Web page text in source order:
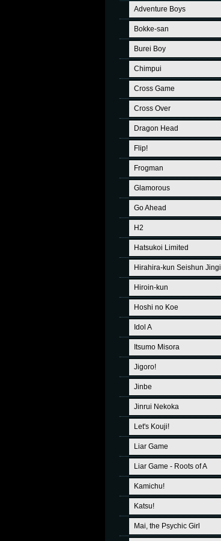
Adventure Boys
Bokke-san
Burei Boy
Chimpui
Cross Game
Cross Over
Dragon Head
Flip!
Frogman
Glamorous
Go Ahead
H2
Hatsukoi Limited
Hirahira-kun Seishun Jingi
Hiroin-kun
Hoshi no Koe
Idol A
Itsumo Misora
Jigoro!
Jinbe
Jinrui Nekoka
Let's Kouji!
Liar Game
Liar Game - Roots of A
Kamichu!
Katsu!
Mai, the Psychic Girl